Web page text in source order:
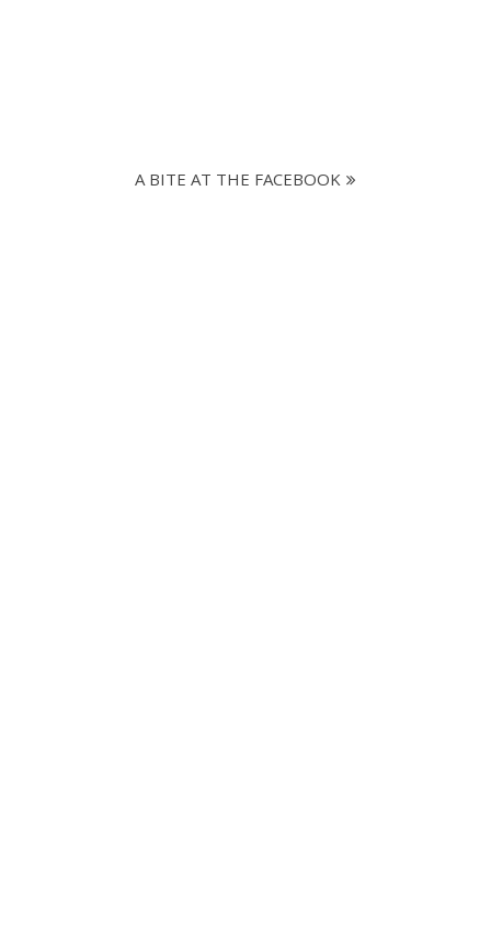
A BITE AT THE FACEBOOK